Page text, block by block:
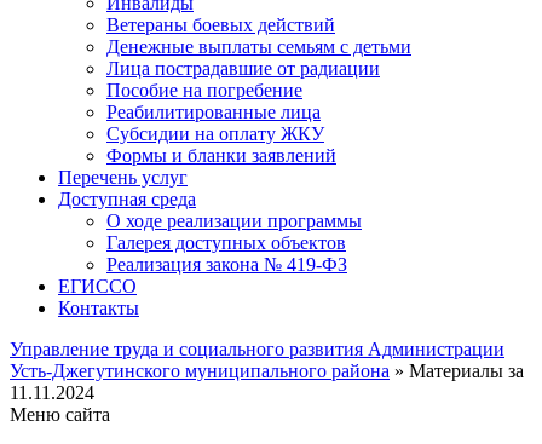
Ветераны боевых действий
Денежные выплаты семьям с детьми
Лица пострадавшие от радиации
Пособие на погребение
Реабилитированные лица
Субсидии на оплату ЖКУ
Формы и бланки заявлений
Перечень услуг
Доступная среда
О ходе реализации программы
Галерея доступных объектов
Реализация закона № 419-ФЗ
ЕГИСCО
Контакты
Управление труда и социального развития Администрации
Усть-Джегутинского муниципального района » Материалы за
11.11.2024
Меню сайта